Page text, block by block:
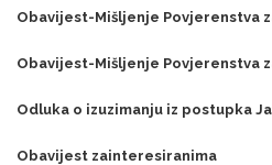
Obavijest-Mišljenje Povjerenstva
Obavijest-Mišljenje Povjerenstva
Odluka o izuzimanju iz postupka
Obavijest zainteresiranima